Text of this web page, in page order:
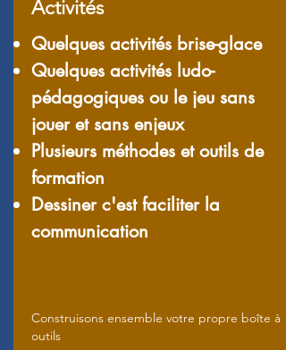
Activités
Quelques activités brise-glace
Quelques activités ludo-
pédagogiques ou le jeu sans
jouer et sans enjeux
Plusieurs méthodes et outils de
formation
Dessiner c'est faciliter la
communication
Construisons ensemble votre propre boîte à
outils